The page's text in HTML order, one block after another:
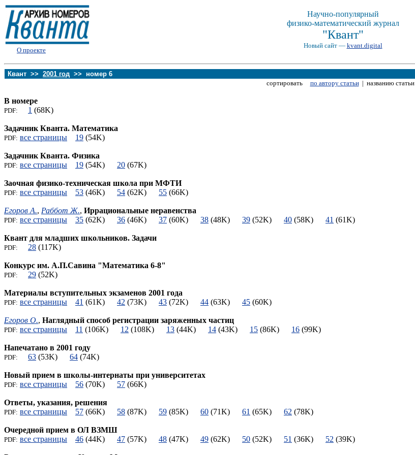
О проекте
Научно-популярный
физико-математический журнал
"Квант"
Новый сайт — kvant.digital
Квант >> 2001 год >> номер 6
сортировать по автору статьи| названию статьи
В номере
PDF: 1 (68K)
Задачник Кванта. Математика
PDF: все страницы 19 (54K)
Задачник Кванта. Физика
PDF: все страницы 19 (54K) 20 (67K)
Заочная физико-техническая школа при МФТИ
PDF: все страницы 53 (46K) 54 (62K) 55 (66K)
Егоров А., Раббот Ж., Иррациональные неравенства
PDF: все страницы 35 (62K) 36 (46K) 37 (60K) 38 (48K) 39 (52K) 40 (58K) 41 (61K)
Квант для младших школьников. Задачи
PDF: 28 (117K)
Конкурс им. А.П.Савина "Математика 6-8"
PDF: 29 (52K)
Материалы вступительных экзаменов 2001 года
PDF: все страницы 41 (61K) 42 (73K) 43 (72K) 44 (63K) 45 (60K)
Егоров О., Наглядный способ регистрации заряженных частиц
PDF: все страницы 11 (106K) 12 (108K) 13 (44K) 14 (43K) 15 (86K) 16 (99K)
Напечатано в 2001 году
PDF: 63 (53K) 64 (74K)
Новый прием в школы-интернаты при университетах
PDF: все страницы 56 (70K) 57 (66K)
Ответы, указания, решения
PDF: все страницы 57 (66K) 58 (87K) 59 (85K) 60 (71K) 61 (65K) 62 (78K)
Очередной прием в ОЛ ВЗМШ
PDF: все страницы 46 (44K) 47 (57K) 48 (47K) 49 (62K) 50 (52K) 51 (36K) 52 (39K)